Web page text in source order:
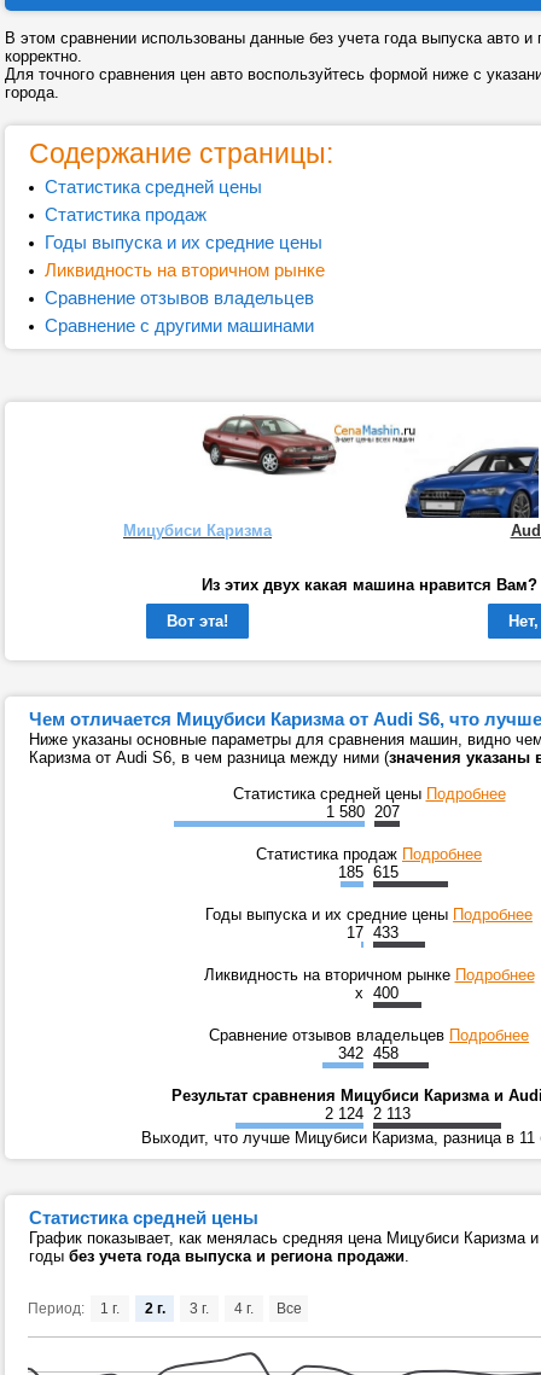
В этом сравнении использованы данные без учета года выпуска авто и
корректно.
Для точного сравнения цен авто воспользуйтесь формой ниже с
города.
Содержание страницы:
Статистика средней цены
Статистика продаж
Годы выпуска и их средние цены
Ликвидность на вторичном рынке
Сравнение отзывов владельцев
Сравнение с другими машинами
Мицубиси Каризма
Из этих двух какая машина нравится Вам?
Вот эта!
Чем отличается Мицубиси Каризма от Audi S6, что
Ниже указаны основные параметры для сравнения машин, видно
Каризма от Audi S6, в чем разница между ними (значения указаны
Статистика средней цены Подробнее
1 580 207
Статистика продаж Подробнее
185 615
Годы выпуска и их средние цены Подробнее
17 433
Ликвидность на вторичном рынке Подробнее
x 400
Сравнение отзывов владельцев Подробнее
342 458
Результат сравнения Мицубиси Каризма и
2 124 2 113
Выходит, что лучше Мицубиси Каризма, разница в 11
Статистика средней цены
График показывает, как менялась средняя цена Мицубиси Каризма
годы без учета года выпуска и региона продажи.
Период: 1 г. 2 г. 3 г. 4 г. Все